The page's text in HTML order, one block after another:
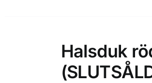
Halsduk